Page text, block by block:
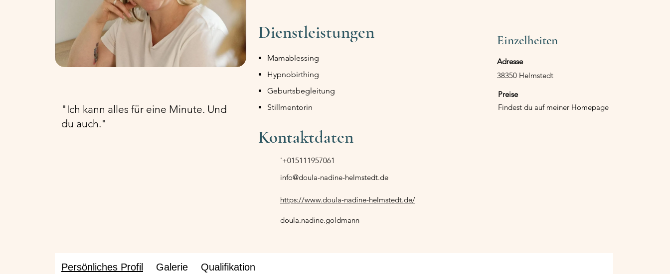
"Ich kann alles für eine Minute. Und
du auch."
Dienstleistungen
Mamablessing
Hypnobirthing
Geburtsbegleitung
Stillmentorin
Kontaktdaten
'+015111957061
info@doula-nadine-helmstedt.de
https://www.doula-nadine-helmstedt.de/
doula.nadine.goldmann
Einzelheiten
Adresse
38350 Helmstedt
Preise
Findest du auf meiner Homepage
Persönliches Profil Galerie Qualifikation